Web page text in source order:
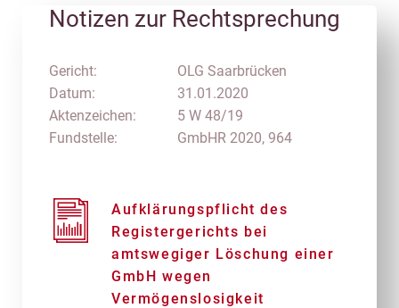
Notizen zur Rechtsprechung
Gericht:
Datum:
Aktenzeichen:
Fundstelle:
OLG Saarbrücken
31.01.2020
5 W 48/19
GmbHR 2020, 964
Aufklärungspflicht des
Registergerichts bei
amtswegiger Löschung einer
GmbH wegen
Vermögenslosigkeit